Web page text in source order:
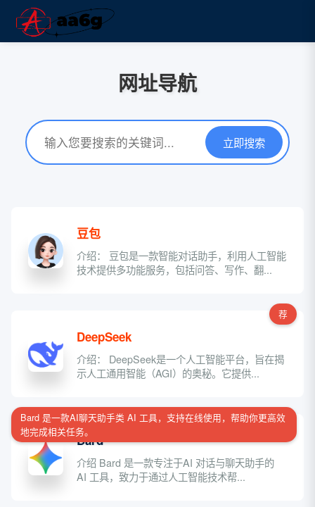
网址导航
立即搜索
豆包
介绍： 豆包是一款智能对话助手，利用人工智能
技术提供多功能服务，包括问答、写作、翻...
荐
DeepSeek
介绍： DeepSeek是一个人工智能平台，旨在揭
示人工通用智能（AGI）的奥秘。它提供...
Bard 是一款AI聊天助手类 AI 工具，支持在线使用，帮助你更高效
地完成相关任务。
Bard
介绍 Bard 是一款专注于AI 对话与聊天助手的
AI 工具，致力于通过人工智能技术帮...